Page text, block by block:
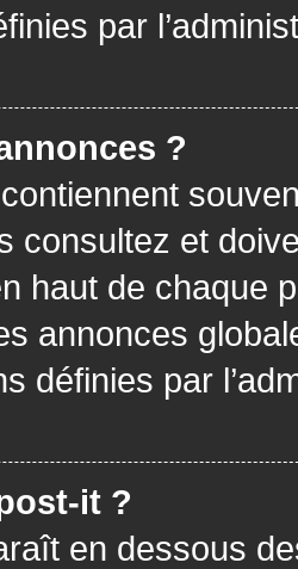
par
?
consultez et
haut de chaque
annonces
définies par
it ?
en dessous